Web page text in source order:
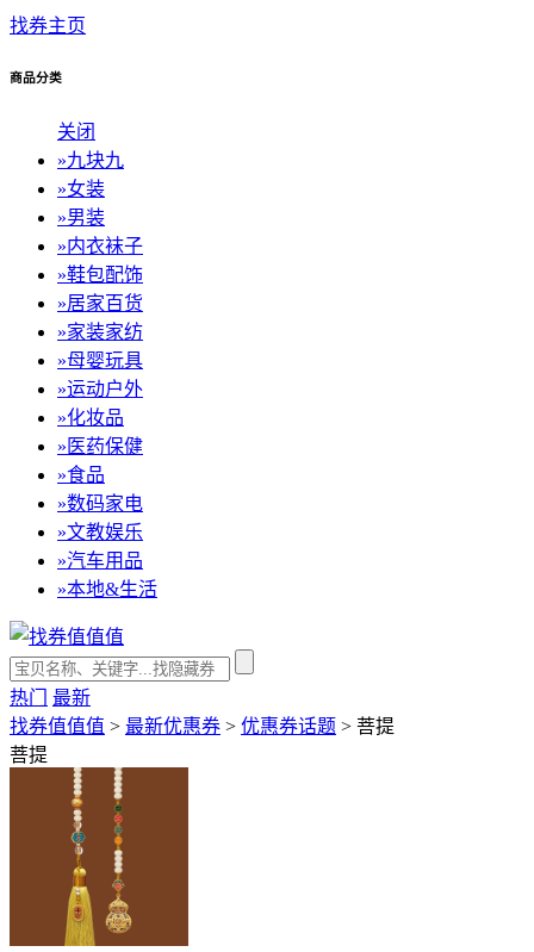
找券主页
商品分类
关闭
»九块九
»女装
»男装
»内衣袜子
»鞋包配饰
»居家百货
»家装家纺
»母婴玩具
»运动户外
»化妆品
» 医药保健
»食品
»数码家电
»文教娱乐
»汽车用品
»本地&生活
热门
最新
找券值值值 > 最新优惠券 > 优惠券话题 > 菩提
菩提